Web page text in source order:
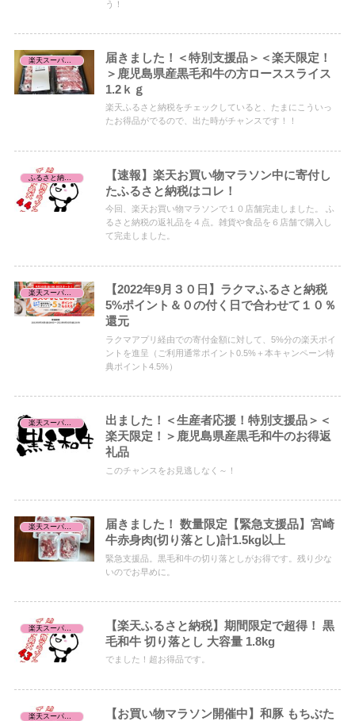
う！
楽天スーパーセール/お買い物マラソン/お買得品
届きました！＜特別支援品＞＜楽天限定！
＞鹿児島県産黒毛和牛の方ローススライス
1.2ｋｇ
楽天ふるさと納税をチェックしていると、たまにこういっ
たお得品がでるので、出た時がチャンスです！！
【速報】楽天お買い物マラソン中に寄付し
たふるさと納税はコレ！
今回、楽天お買い物マラソンで１０店舗完走しました。 ふ
るさと納税の返礼品を４点。雑貨や食品を６店舗で購入し
て完走しました。
【2022年9月３０日】ラクマふるさと納税
5%ポイント＆０の付く日で合わせて１０％
還元
ラクマアプリ経由での寄付金額に対して、5%分の楽天ポイ
ントを進呈（ご利用通常ポイント0.5%＋本キャンペーン特
典ポイント4.5%）
楽天スーパーセール/お買い物マラソン/お買得品
出ました！＜生産者応援！特別支援品＞＜
楽天限定！＞鹿児島県産黒毛和牛のお得返
礼品
このチャンスをお見逃しなく～！
楽天スーパーセール/お買い物マラソン/お買得品
届きました！ 数量限定【緊急支援品】宮崎
牛赤身肉(切り落とし)計1.5kg以上
緊急支援品。黒毛和牛の切り落としがお得です。残り少な
いのでお早めに。
【楽天ふるさと納税】期間限定で超得！ 黒
毛和牛 切り落とし 大容量 1.8kg
でました！超お得品です。
【お買い物マラソン開催中】和豚 もちぶた